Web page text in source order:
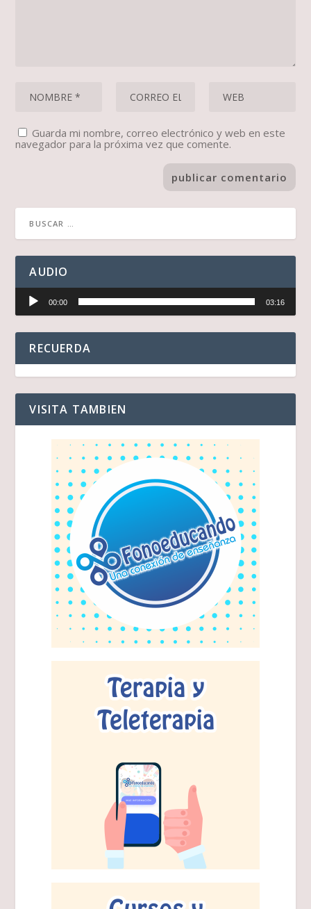
Guarda mi nombre, correo electrónico y web en este
navegador para la próxima vez que comente.
AUDIO
Reproductor
audio
00:00 03:16
RECUERDA
VISITA TAMBIEN